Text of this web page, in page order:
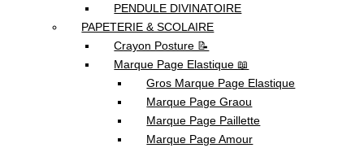
PENDULE DIVINATOIRE
PAPETERIE & SCOLAIRE
Crayon Posture 📝
Marque Page Elastique 📖
Gros Marque Page Elastique
Marque Page Graou
Marque Page Paillette
Marque Page Amour